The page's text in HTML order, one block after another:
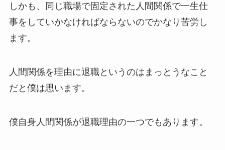
しかも、同じ職場で固定された人間関係で一生仕
事をしていかなければならないのでかなり苦労し
ます。
人間関係を理由に退職というのはまっとうなこと
だと僕は思います。
僕自身人間関係が退職理由の一つでもあります。